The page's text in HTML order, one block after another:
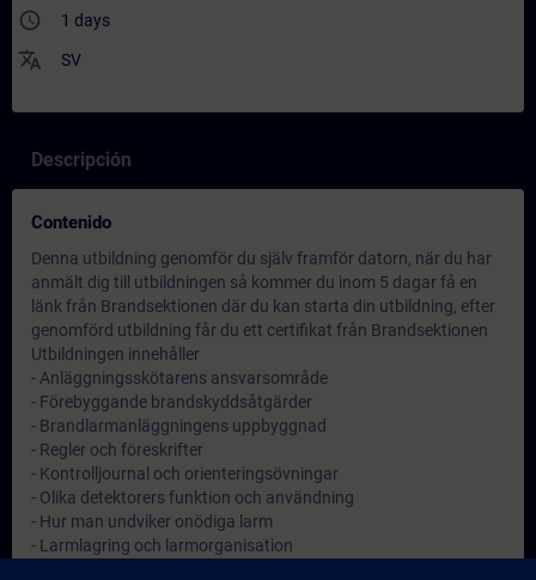
access_time 1 days
translate SV
Descripción
Contenido
Denna utbildning genomför du själv framför datorn, när du har
anmält dig till utbildningen så kommer du inom 5 dagar få en
länk från Brandsektionen där du kan starta din utbildning, efter
genomförd utbildning får du ett certifikat från Brandsektionen
Utbildningen innehåller
- Anläggningsskötarens ansvarsområde
- Förebyggande brandskyddsåtgärder
- Brandlarmanläggningens uppbyggnad
- Regler och föreskrifter
- Kontrolljournal och orienteringsövningar
- Olika detektorers funktion och användning
- Hur man undviker onödiga larm
- Larmlagring och larmorganisation